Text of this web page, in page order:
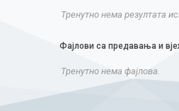
Тренутно нема резултата
Фајлови са предавања и
Тренутно нема фајлова.